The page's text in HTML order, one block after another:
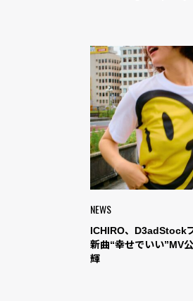
NEWS
ICHIRO、D3adStock
新曲“幸せでいい”MV
輝